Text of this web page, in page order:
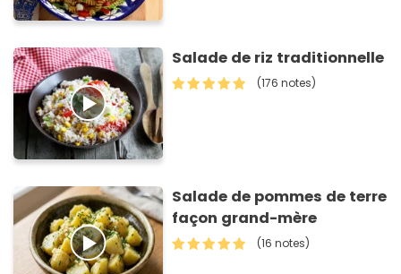
Salade de riz traditionnelle
(176 notes)
Salade de pommes de terre
façon grand-mère
(16 notes)